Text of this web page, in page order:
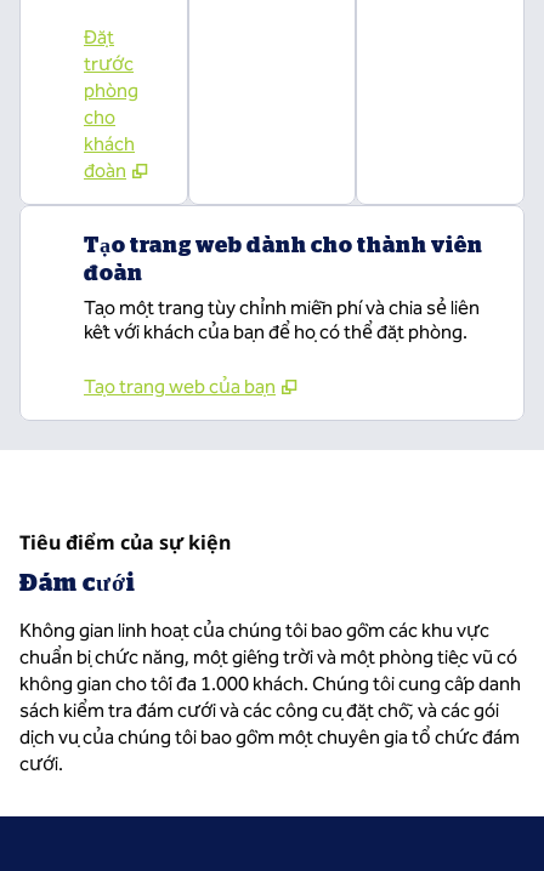
Đặt
trước
phòng
cho
khách
đoàn
Tạo trang web dành cho thành viên
đoàn
Tạo một trang tùy chỉnh miễn phí và chia sẻ liên
kết với khách của bạn để họ có thể đặt phòng.
Tạo trang web của bạn
Tiêu điểm của sự kiện
Đám cưới
Không gian linh hoạt của chúng tôi bao gồm các khu vực
chuẩn bị chức năng, một giếng trời và một phòng tiệc vũ có
không gian cho tối đa 1.000 khách. Chúng tôi cung cấp danh
sách kiểm tra đám cưới và các công cụ đặt chỗ, và các gói
dịch vụ của chúng tôi bao gồm một chuyên gia tổ chức đám
cưới.